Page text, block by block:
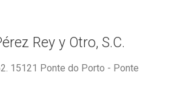
Rey y Otro, S.C.
15121 Ponte do Porto - Ponte